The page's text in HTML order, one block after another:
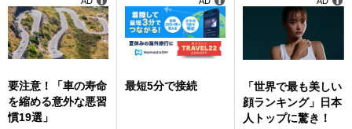
要注意！「車の寿命
を縮める意外な悪習
慣19選」
最短5分で接続
「世界で最も美しい
顔ランキング」日本
人トップに驚き！